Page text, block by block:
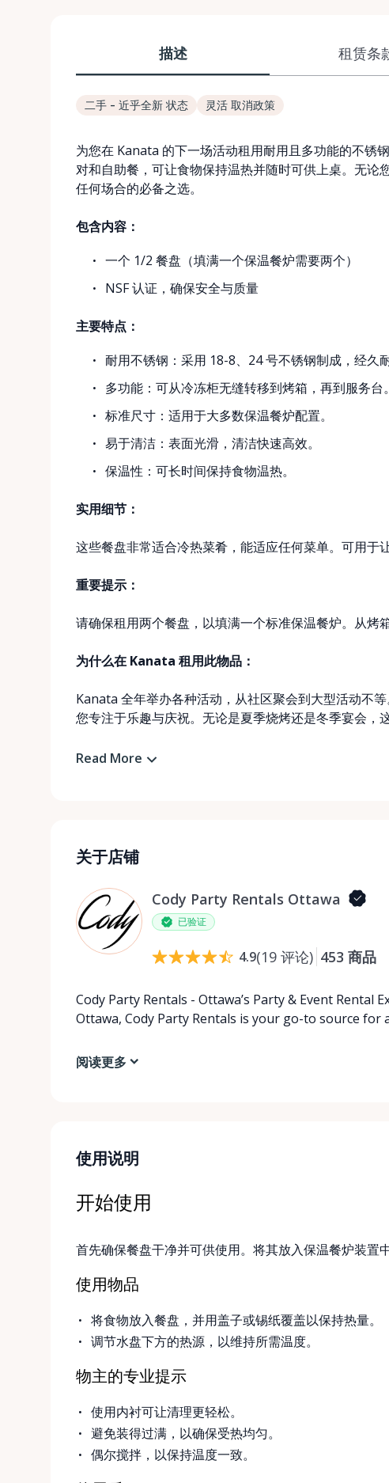
描述 租赁条
二手 - 近乎全新 状态 灵活 取消政策
为您在 Kanata 的下一场活动租用耐用且多功能的不锈
对和自助餐，可让食物保持温热并随时可供上桌。无论
任何场合的必备之选。
包含内容：
一个 1/2 餐盘（填满一个保温餐炉需要两个）
NSF 认证，确保安全与质量
主要特点：
耐用不锈钢：采用 18-8、24 号不锈钢制成，经久耐
多功能：可从冷冻柜无缝转移到烤箱，再到服务台。
标准尺寸：适用于大多数保温餐炉配置。
易于清洁：表面光滑，清洁快速高效。
保温性：可长时间保持食物温热。
实用细节：
这些餐盘非常适合冷热菜肴，能适应任何菜单。可用于
重要提示：
请确保租用两个餐盘，以填满一个标准保温餐炉。从烤
为什么在 Kanata 租用此物品：
Kanata 全年举办各种活动，从社区聚会到大型活动不
您专注于乐趣与庆祝。无论是夏季烧烤还是冬季宴会，
Read More
关于店铺
Cody Party Rentals Ottawa
已验证
4.9(19 评论) 453 商品
Cody Party Rentals - Ottawa’s Party & Event Rental
Ottawa, Cody Party Rentals is your go-to source for
阅读更多
使用说明
开始使用
首先确保餐盘干净并可供使用。将其放入保温餐炉装置
使用物品
将食物放入餐盘，并用盖子或锡纸覆盖以保持热量。
调节水盘下方的热源，以维持所需温度。
物主的专业提示
使用内衬可让清理更轻松。
避免装得过满，以确保受热均匀。
偶尔搅拌，以保持温度一致。